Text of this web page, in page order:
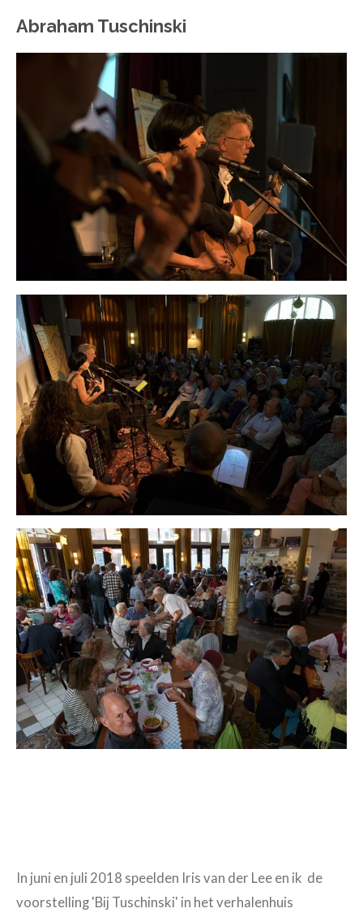
Abraham Tuschinski
In juni en juli 2018 speelden Iris van der Lee en ik de
voorstelling 'Bij Tuschinski' in het verhalenhuis